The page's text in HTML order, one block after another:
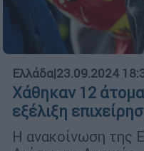
Ελλάδα|23.09.2024
Χάθηκαν 12
εξέλιξη
Η ανακοίνωση της